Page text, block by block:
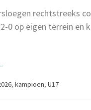
rechtstreeks
0 op eigen terrein en
, kampioen, U17